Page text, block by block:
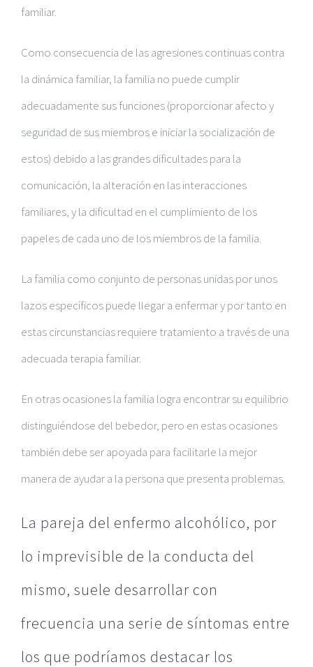
familiar.
Como consecuencia de las agresiones continuas contra
la dinámica familiar, la familia no puede cumplir
adecuadamente sus funciones (proporcionar afecto y
seguridad de sus miembros e iniciar la socialización de
estos) debido a las grandes dificultades para la
comunicación, la alteración en las interacciones
familiares, y la dificultad en el cumplimiento de los
papeles de cada uno de los miembros de la familia.
La familia como conjunto de personas unidas por unos
lazos específicos puede llegar a enfermar y por tanto en
estas circunstancias requiere tratamiento a través de una
adecuada terapia familiar.
En otras ocasiones la familia logra encontrar su equilibrio
distinguiéndose del bebedor, pero en estas ocasiones
también debe ser apoyada para facilitarle la mejor
manera de ayudar a la persona que presenta problemas.
La pareja del enfermo alcohólico, por
lo imprevisible de la conducta del
mismo, suele desarrollar con
frecuencia una serie de síntomas entre
los que podríamos destacar los